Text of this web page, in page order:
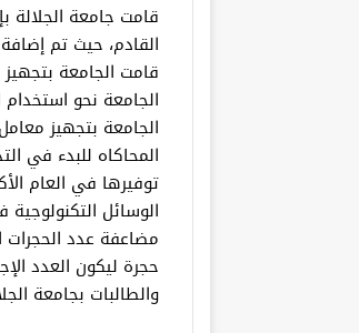
قامت جامعة الجلالة
القادم، حيث تم إضافة
قامت الجامعة بتجهيز
الجامعة نحو استخدام
الجامعة بتجهيز
المحاكاه للبدء في
توفيرها في العام
الوسائل
والطالبات بجامعة